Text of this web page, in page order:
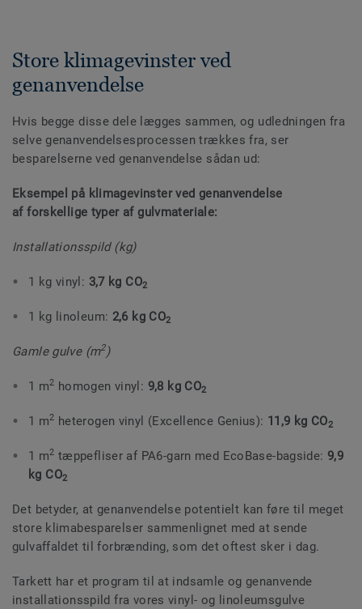
Store klimagevinster ved
genanvendelse
Hvis begge disse dele lægges sammen, og udledningen fra
selve genanvendelsesprocessen trækkes fra, ser
besparelserne ved genanvendelse sådan ud:
Eksempel på klimagevinster ved genanvendelse
af forskellige typer af gulvmateriale:
Installationsspild (kg)
1 kg vinyl: 3,7 kg CO2
1 kg linoleum: 2,6 kg CO2
Gamle gulve (m2)
1 m2 homogen vinyl: 9,8 kg CO2
1 m2 heterogen vinyl (Excellence Genius): 11,9 kg CO2
1 m2 tæppefliser af PA6-garn med EcoBase-bagside: 9,9
kg CO2
Det betyder, at genanvendelse potentielt kan føre til meget
store klimabesparelser sammenlignet med at sende
gulvaffaldet til forbrænding, som det oftest sker i dag.
Tarkett har et program til at indsamle og genanvende
installationsspild fra vores vinyl- og linoleumsgulve